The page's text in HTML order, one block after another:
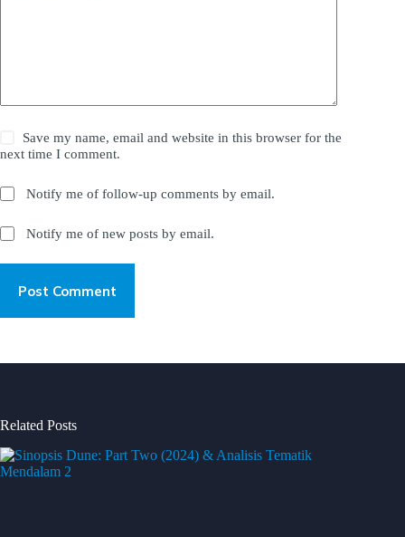
Save my name, email and website in this browser for the
next time I comment.
Notify me of follow-up comments by email.
Notify me of new posts by email.
Post Comment
Related Posts